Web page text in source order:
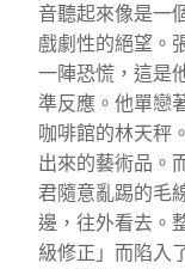
音聽起來像是一
戲劇性的絕望。
一陣恐慌，這是
準反應。他單戀
咖啡館的林天秤
出來的藝術品。
君隨意亂踢的毛
邊，往外看去。
級修正」而陷入